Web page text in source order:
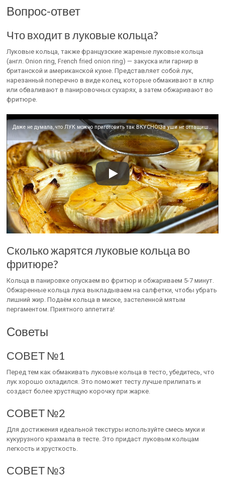
Вопрос-ответ
Что входит в луковые кольца?
Луковые кольца, также французские жареные луковые кольца
(англ. Onion ring, French fried onion ring) — закуска или гарнир в
британской и американской кухне. Представляет собой лук,
нарезанный поперечно в виде колец, которые обмакивают в кляр
или обваливают в панировочных сухарях, а затем обжаривают во
фритюре.
Даже не думала, что ЛУК можно приготовить так ВКУСНО!За уши не оттащишь!Блюдо практически из ничего!
Сколько жарятся луковые кольца во
фритюре?
Кольца в панировке опускаем во фритюр и обжариваем 5-7 минут.
Обжаренные кольца лука выкладываем на салфетки, чтобы убрать
лишний жир. Подаём кольца в миске, застеленной мятым
пергаментом. Приятного аппетита!
Советы
СОВЕТ №1
Перед тем как обмакивать луковые кольца в тесто, убедитесь, что
лук хорошо охладился. Это поможет тесту лучше прилипать и
создаст более хрустящую корочку при жарке.
СОВЕТ №2
Для достижения идеальной текстуры используйте смесь муки и
кукурузного крахмала в тесте. Это придаст луковым кольцам
легкость и хрусткость.
СОВЕТ №3